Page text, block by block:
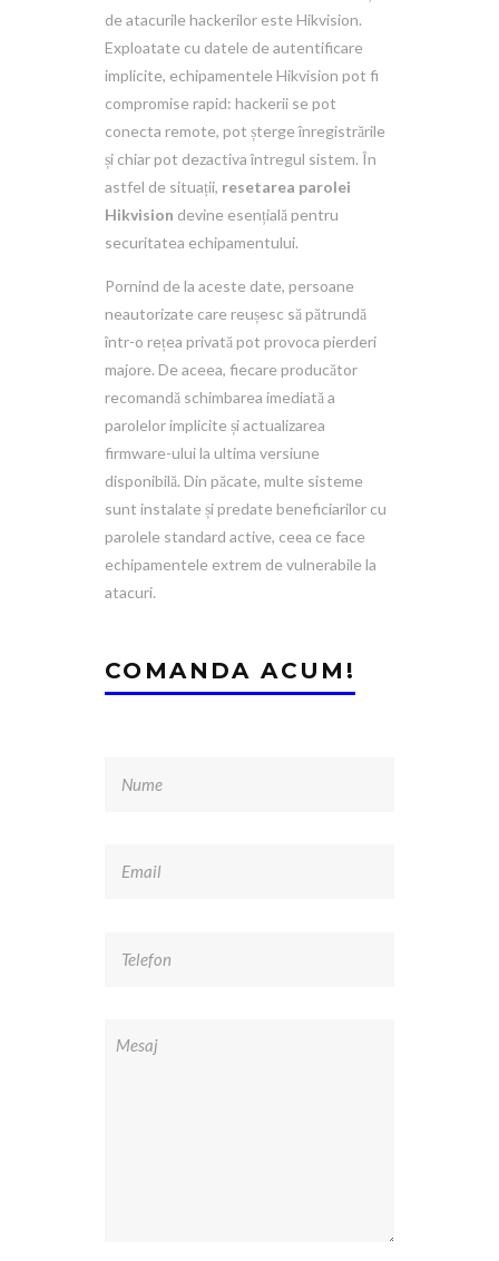
de atacurile hackerilor este Hikvision.
Exploatate cu datele de autentificare
implicite, echipamentele Hikvision pot fi
compromise rapid: hackerii se pot
conecta remote, pot șterge înregistrările
și chiar pot dezactiva întregul sistem. În
astfel de situații, resetarea parolei
Hikvision devine esențială pentru
securitatea echipamentului.
Pornind de la aceste date, persoane
neautorizate care reușesc să pătrundă
într-o rețea privată pot provoca pierderi
majore. De aceea, fiecare producător
recomandă schimbarea imediată a
parolelor implicite și actualizarea
firmware-ului la ultima versiune
disponibilă. Din păcate, multe sisteme
sunt instalate și predate beneficiarilor cu
parolele standard active, ceea ce face
echipamentele extrem de vulnerabile la
atacuri.
COMANDA ACUM!